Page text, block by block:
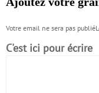
Votre email ne sera pas
C'est ici pour écrire